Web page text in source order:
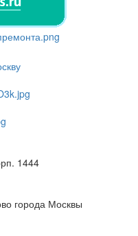
1444
города Москвы